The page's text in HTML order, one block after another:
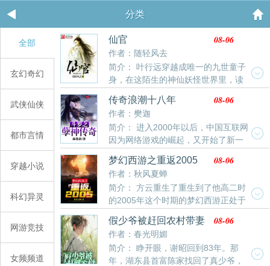
分类
全部
玄幻奇幻
武侠仙侠
都市言情
穿越小说
科幻异灵
网游竞技
女频频道
仙官
作者：随轻风去
08-06
简介： 叶行远穿越成唯一的九世童子
身，在这陌生的神仙妖怪世界里，读
书科举考进士，皇家天命授神通。他还发现，前身给自
己留下了外挂！然而天机与道统纠缠不清，神仙与凡人
相爱相杀，妖魔与鬼怪上蹿下跳，手持外挂的玩家叶行
远怎一个酸爽......
传奇浪潮十八年
作者：樊迦
08-06
简介： 进入2000年以后，中国互联网
因为网络游戏的崛起，又开始了新一
轮的造富运动。在这一轮时代的浪潮中，涌现出了不同
年份的多名首富，上百名亿万富豪，以及数不清的千万
富豪与百万级中产。整整十八年的淘金梦。苏清越从一
座南方小城，孤身至平京，从一个普通部门经理做起，
经历冷眼相待，也经历过爱恨情仇、焚香磕头、割袍断
义，如履薄冰、战战兢兢，终成顶级富豪。他的故事就
像港剧大时代一样精彩，甚至比大时代还精彩。本文
梦幻西游之重返2005
作者：秋风夏蝉
08-06
简介： 方云重生了重生到了他高二时
的2005年这个时期的梦幻西游正处于
飞速成长期各种风云人物竞相争锋“叮——电竞之神系统
为您服务！”从课堂上醒来的方云听到脑海中的提示声整
个人已经惊呆了！
假少爷被赶回农村带妻
儿逆袭人生
作者：春光明媚
08-06
简介： 睁开眼，谢昭回到83年。那
年，湖东县首富陈家找回了真少爷，